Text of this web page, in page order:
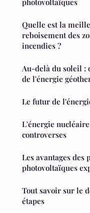
photovoltaïques
Quelle est la
reboisement des
incendies ?
Au-delà du soleil :
de l'énergie
Le futur de
L'énergie
controverses
Les avantages des
photovoltaïques
Tout savoir sur le
étapes